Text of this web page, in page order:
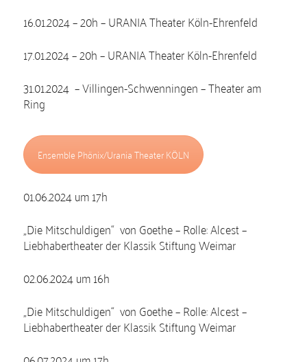
16.01.2024 – 20h – URANIA Theater Köln-Ehrenfeld
17.01.2024 – 20h – URANIA Theater Köln-Ehrenfeld
31.01.2024 – Villingen-Schwenningen – Theater am
Ring
Ensemble Phönix/Urania Theater KÖLN
01.06.2024 um 17h
„Die Mitschuldigen“ von Goethe – Rolle: Alcest –
Liebhabertheater der Klassik Stiftung Weimar
02.06.2024 um 16h
„Die Mitschuldigen“ von Goethe – Rolle: Alcest –
Liebhabertheater der Klassik Stiftung Weimar